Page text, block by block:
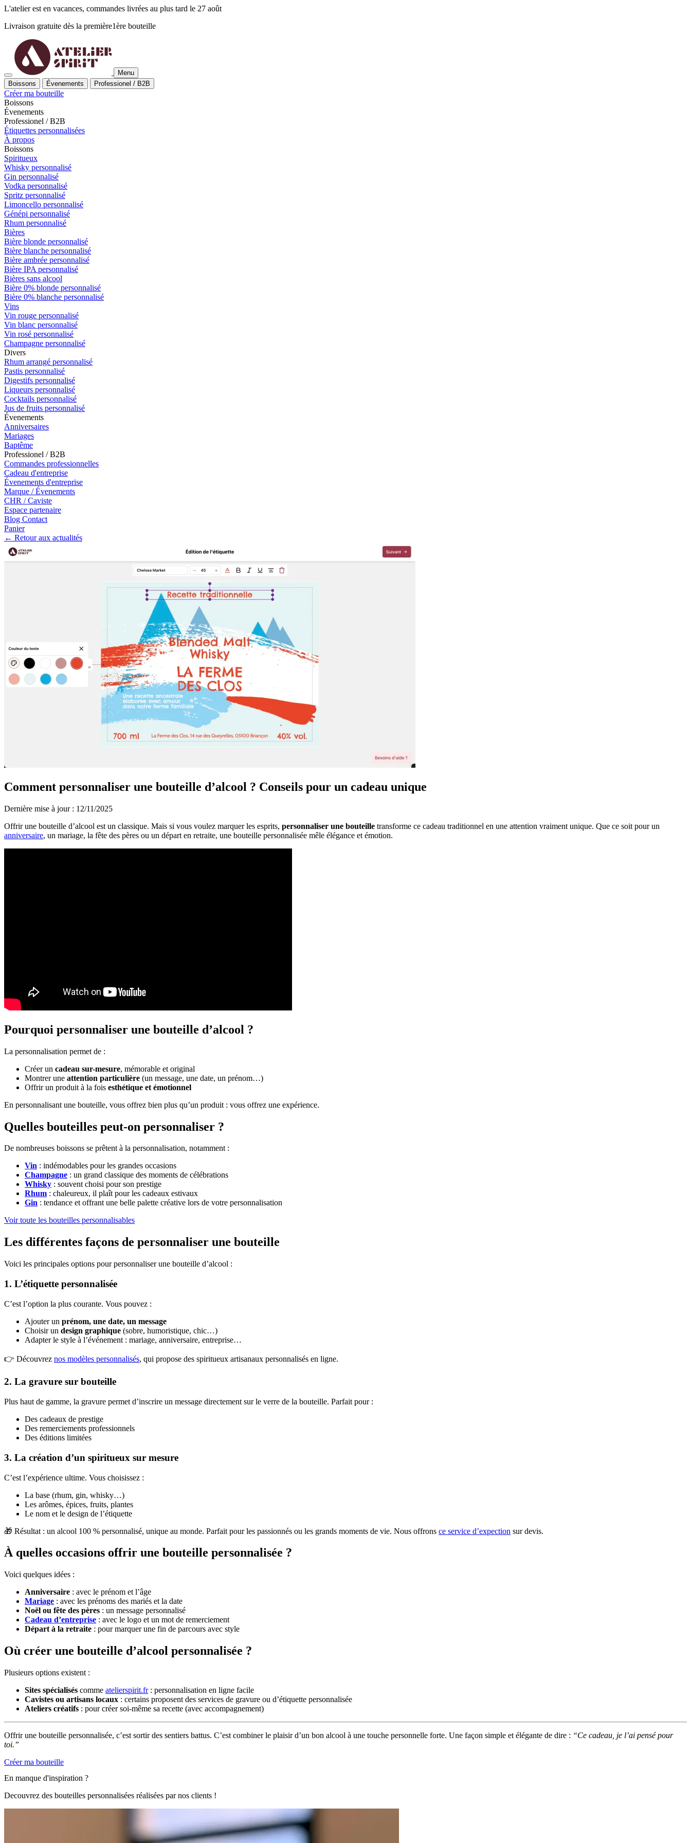
L'atelier est en vacances, commandes livrées au plus tard le 27 août
Livraison gratuite dès la première1ère bouteille
Menu
Boissons
Évenements Professionel / B2B
Créer ma bouteille
Boissons
Évenements
Professionel / B2B
Étiquettes personnalisées
À propos
Boissons
Spiritueux
Whisky personnalisé
Gin personnalisé
Vodka personnalisé
Spritz personnalisé
Limoncello personnalisé
Génépi personnalisé
Rhum personnalisé
Bières
Bière blonde personnalisé
Bière blanche personnalisé
Bière ambrée personnalisé
Bière IPA personnalisé
Bières sans alcool
Bière 0% blonde personnalisé
Bière 0% blanche personnalisé
Vins
Vin rouge personnalisé
Vin blanc personnalisé
Vin rosé personnalisé
Champagne personnalisé
Divers
Rhum arrangé personnalisé
Pastis personnalisé
Digestifs personnalisé
Liqueurs personnalisé
Cocktails personnalisé
Jus de fruits personnalisé
Évenements
Anniversaires
Mariages
Baptême
Professionel / B2B
Commandes professionnelles
Cadeau d'entreprise
Évenements d'entreprise
Marque / Évenements
CHR / Caviste
Espace partenaire
Blog Contact
Panier
← Retour aux actualités
Comment personnaliser une bouteille d’alcool ? Conseils pour un cadeau unique
Dernière mise à jour : 12/11/2025
Offrir une bouteille d’alcool est un classique. Mais si vous voulez marquer les esprits, personnaliser une bouteille transforme ce cadeau traditionnel en une attention vraiment unique. Que ce soit pour un
anniversaire, un mariage, la fête des pères ou un départ en retraite, une bouteille personnalisée mêle élégance et émotion.
Pourquoi personnaliser une bouteille d’alcool ?
La personnalisation permet de :
Créer un cadeau sur-mesure, mémorable et original
Montrer une attention particulière (un message, une date, un prénom…)
Offrir un produit à la fois esthétique et émotionnel
En personnalisant une bouteille, vous offrez bien plus qu’un produit : vous offrez une expérience.
Quelles bouteilles peut-on personnaliser ?
De nombreuses boissons se prêtent à la personnalisation, notamment :
Vin : indémodables pour les grandes occasions
Champagne : un grand classique des moments de célébrations
Whisky : souvent choisi pour son prestige
Rhum : chaleureux, il plaît pour les cadeaux estivaux
Gin : tendance et offrant une belle palette créative lors de votre personnalisation
Voir toute les bouteilles personnalisables
Les différentes façons de personnaliser une bouteille
Voici les principales options pour personnaliser une bouteille d’alcool :
1. L’étiquette personnalisée
C’est l’option la plus courante. Vous pouvez :
Ajouter un prénom, une date, un message
Choisir un design graphique (sobre, humoristique, chic…)
Adapter le style à l’événement : mariage, anniversaire, entreprise…
👉 Découvrez nos modèles personnalisés, qui propose des spiritueux artisanaux personnalisés en ligne.
2. La gravure sur bouteille
Plus haut de gamme, la gravure permet d’inscrire un message directement sur le verre de la bouteille. Parfait pour :
Des cadeaux de prestige
Des remerciements professionnels
Des éditions limitées
3. La création d’un spiritueux sur mesure
C’est l’expérience ultime. Vous choisissez :
La base (rhum, gin, whisky…)
Les arômes, épices, fruits, plantes
Le nom et le design de l’étiquette
🎁 Résultat : un alcool 100 % personnalisé, unique au monde. Parfait pour les passionnés ou les grands moments de vie. Nous offrons ce service d’expection sur devis.
À quelles occasions offrir une bouteille personnalisée ?
Voici quelques idées :
Anniversaire : avec le prénom et l’âge
Mariage : avec les prénoms des mariés et la date
Noël ou fête des pères : un message personnalisé
Cadeau d’entreprise : avec le logo et un mot de remerciement
Départ à la retraite : pour marquer une fin de parcours avec style
Où créer une bouteille d’alcool personnalisée ?
Plusieurs options existent :
Sites spécialisés comme atelierspirit.fr: personnalisation en ligne facile
Cavistes ou artisans locaux : certains proposent des services de gravure ou d’étiquette personnalisée
Ateliers créatifs : pour créer soi-même sa recette (avec accompagnement)
Offrir une bouteille personnalisée, c’est sortir des sentiers battus. C’est combiner le plaisir d’un bon alcool à une touche personnelle forte. Une façon simple et élégante de dire : “Ce cadeau, je l’ai pensé pour
toi.”
Créer ma bouteille
En manque d'inspiration ?
Decouvrez des bouteilles personnalisées réalisées par nos clients !